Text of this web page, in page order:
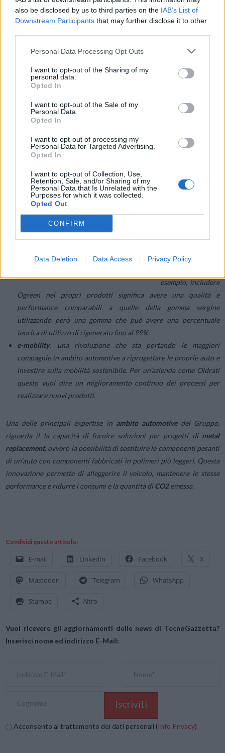
also be disclosed by us to third parties on the IAB’s List of
Downstream Participants that may further disclose it to other
Personal Data Processing Opt Outs
I want to opt-out of the Sharing of my
personal data.
Opted In
I want to opt-out of the Sale of my
Personal Data.
Opted In
I want to opt-out of processing my
Personal Data for Targeted Advertising.
Opted In
I want to opt-out of Collection, Use,
Retention, Sale, and/or Sharing of my
Personal Data that Is Unrelated with the
Purposes for which it was collected.
Opted Out
CONFIRM
Data Deletion Data Access Privacy Policy
indispensabili per la nostra vita utilizzando gomma rigenerata, quindi
prodotti eco-sostenibili. Questi possono riguardare più
semplicemente le guarnizioni delle lavastoviglie, oppure maschere da
sub, pinne e tutto quegli articoli che prevedono componenti in
consumo di risorse vergini quindi
la riduzione degli sprechi con
conseguente riduzione di conferimento di materiale in discarica.
Le prossimesfide , come sottolineato anche da
processi e
ambientali.
esempio, includere
Ogreen nei propri prodotti significa avere una qualità e
performance comparabili a quelle della gomma vergine
utilizzando però una gomma che può avere una percentuale
teorica di utilizzo di rigenerato fino al 99%.
e-mobility: una rivoluzione che sta portando le maggiori
compagnie in ambito automotive a riprogettare le proprie auto e
investire sulla mobilità sostenibile. Per un’azienda come Oldrati
questo vuol dire un miglioramento continuo dei processi per
realizzare nuovi prodotti.
Una delle principali expertise in ambito automotivedel Gruppo,
riguarda il la capacità di fornire soluzioni per progetti di metal
replacement, ovvero la possibilità di sostituire le componenti pesanti
di un’auto con componenti fabbricati in polimeri più leggeri. Questa
innovazione permette di alleggerire il veicolo, mantenere le stesse
performance e ridurre i consumi e la quantità diCO2emessa.
Condividi questo articolo:
E-mail LinkedIn Facebook X
Mastodon Telegram WhatsApp
Stampa Altro
Vuoi ricevere gli aggiornamenti delle news di TecnoGazzetta?
Inserisci nome ed indirizzo E-Mail:
Acconsento al trattamento dei dati personali (Info Privacy)